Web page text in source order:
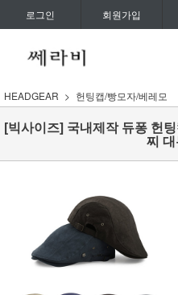
로그인 회원가입
HEADGEAR 헌팅캡/빵모자/베레모
[빅사이즈] 국내제작 듀퐁 헌
찌